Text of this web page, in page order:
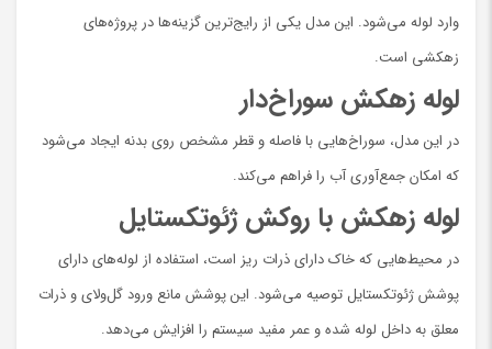
وارد لوله می‌شود. این مدل یکی از رایج‌ترین گزینه‌ها در پروژه‌های
زهکشی است.
لوله زهکش سوراخ‌دار
در این مدل، سوراخ‌هایی با فاصله و قطر مشخص روی بدنه ایجاد می‌شود
که امکان جمع‌آوری آب را فراهم می‌کند.
لوله زهکش با روکش ژئوتکستایل
در محیط‌هایی که خاک دارای ذرات ریز است، استفاده از لوله‌های دارای
پوشش ژئوتکستایل توصیه می‌شود. این پوشش مانع ورود گل‌ولای و ذرات
معلق به داخل لوله شده و عمر مفید سیستم را افزایش می‌دهد.